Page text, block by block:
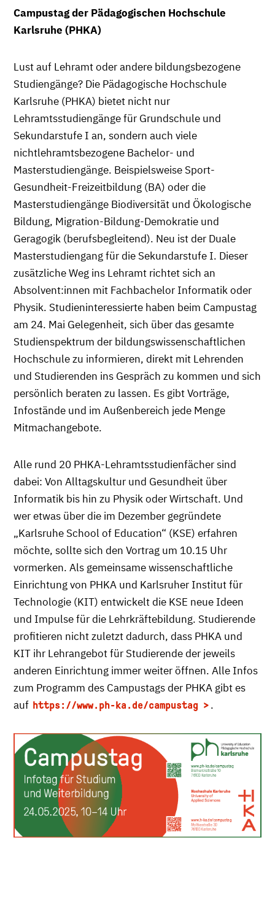
Campustag der Pädagogischen Hochschule
Karlsruhe (PHKA)
Lust auf Lehramt oder andere bildungsbezogene
Studiengänge? Die Pädagogische Hochschule
Karlsruhe (PHKA) bietet nicht nur
Lehramtsstudiengänge für Grundschule und
Sekundarstufe I an, sondern auch viele
nichtlehramtsbezogene Bachelor- und
Masterstudiengänge. Beispielsweise Sport-
Gesundheit-Freizeitbildung (BA) oder die
Masterstudiengänge Biodiversität und Ökologische
Bildung, Migration-Bildung-Demokratie und
Geragogik (berufsbegleitend). Neu ist der Duale
Masterstudiengang für die Sekundarstufe I. Dieser
zusätzliche Weg ins Lehramt richtet sich an
Absolvent:innen mit Fachbachelor Informatik oder
Physik. Studieninteressierte haben beim Campustag
am 24. Mai Gelegenheit, sich über das gesamte
Studienspektrum der bildungswissenschaftlichen
Hochschule zu informieren, direkt mit Lehrenden
und Studierenden ins Gespräch zu kommen und sich
persönlich beraten zu lassen. Es gibt Vorträge,
Infostände und im Außenbereich jede Menge
Mitmachangebote.
Alle rund 20 PHKA-Lehramtsstudienfächer sind
dabei: Von Alltagskultur und Gesundheit über
Informatik bis hin zu Physik oder Wirtschaft. Und
wer etwas über die im Dezember gegründete
„Karlsruhe School of Education“ (KSE) erfahren
möchte, sollte sich den Vortrag um 10.15 Uhr
vormerken. Als gemeinsame wissenschaftliche
Einrichtung von PHKA und Karlsruher Institut für
Technologie (KIT) entwickelt die KSE neue Ideen
und Impulse für die Lehrkräftebildung. Studierende
profitieren nicht zuletzt dadurch, dass PHKA und
KIT ihr Lehrangebot für Studierende der jeweils
anderen Einrichtung immer weiter öffnen. Alle Infos
zum Programm des Campustags der PHKA gibt es
auf https://www.ph-ka.de/campustag .